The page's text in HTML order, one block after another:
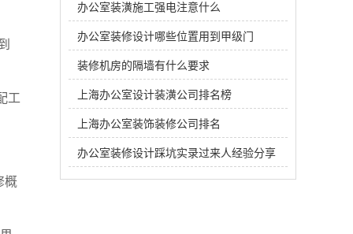
工
概
办公室装潢施工强电注意什么
办公室装修设计哪些位置用到甲级门
装修机房的隔墙有什么要求
上海办公室设计装潢公司排名榜
上海办公室装饰装修公司排名
办公室装修设计踩坑实录过来人经验分享